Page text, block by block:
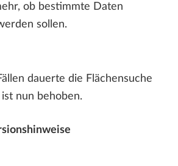
ob bestimmte Daten
sollen.
dauerte die Flächensuche
nun behoben.